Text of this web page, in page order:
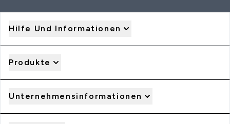
Hilfe Und Informationen
Produkte
Unternehmensinformationen